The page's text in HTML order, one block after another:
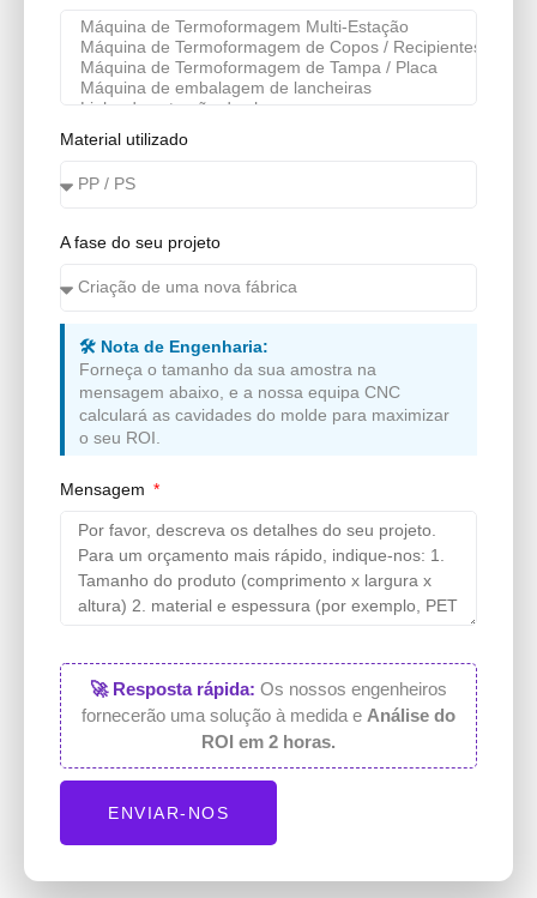
Material utilizado
A fase do seu projeto
🛠️ Nota de Engenharia:
Forneça o tamanho da sua amostra na
mensagem abaixo, e a nossa equipa CNC
calculará as cavidades do molde para maximizar
o seu ROI.
Mensagem
🚀 Resposta rápida: Os nossos engenheiros
fornecerão uma solução à medida e Análise do
ROI em 2 horas.
ENVIAR-NOS